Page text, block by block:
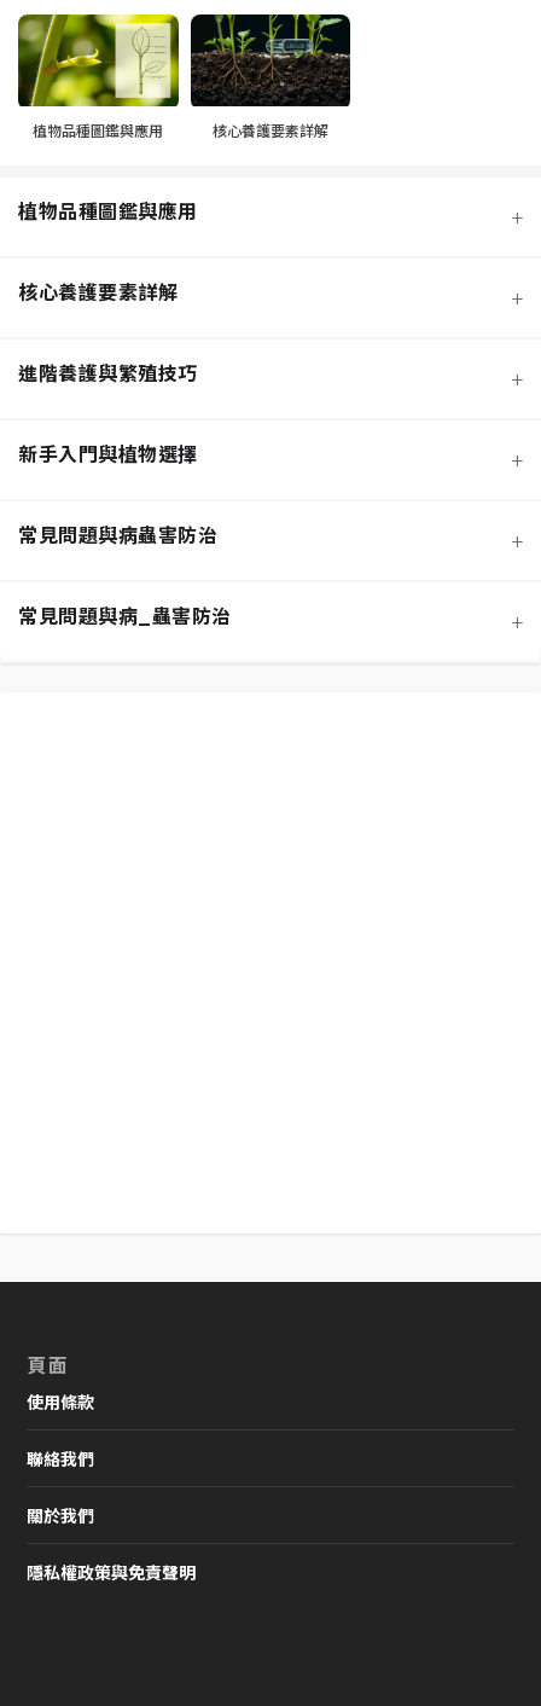
植物品種圖鑑與應用 核心養護要素詳解
植物品種圖鑑與應用 +
寵物安全與有毒植物清單
功能性植物推薦 (淨化空氣)
核心養護要素詳解 +
施肥策略：植物的營養補充
進階養護與繁殖技巧 +
新手入門與植物選擇 +
常見問題與病蟲害防治 +
常見問題與病_蟲害防治 +
頁面
使用條款
聯絡我們
關於我們
隱私權政策與免責聲明